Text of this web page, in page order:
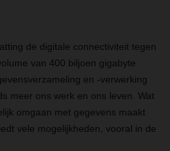
de digitale connectiviteit tegen
van 400 biljoen gigabyte
en -verwerking
meer ons werk en ons leven. Wat
omgaan met gegevens maakt
vele mogelijkheden, vooral in de